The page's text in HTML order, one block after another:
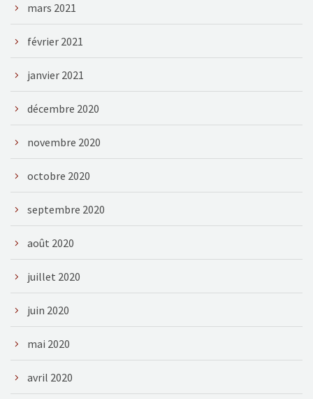
mars 2021
février 2021
janvier 2021
décembre 2020
novembre 2020
octobre 2020
septembre 2020
août 2020
juillet 2020
juin 2020
mai 2020
avril 2020